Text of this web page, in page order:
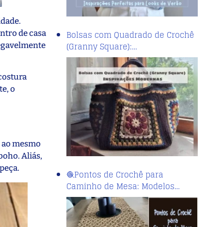
de casa
o
mesmo
Aliás,
Bolsas com Quadrado de Crochê
(Granny Square):…
🧶Pontos de Crochê para
Caminho de Mesa: Modelos…